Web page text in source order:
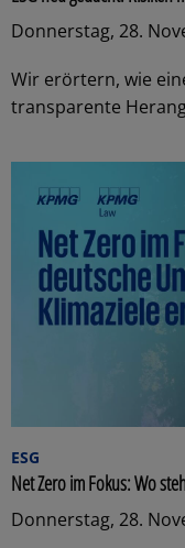
Donnerstag, 28.
Wir erörtern, wie
transparente
ESG
Net Zero im Fokus: Wo
Donnerstag, 28.